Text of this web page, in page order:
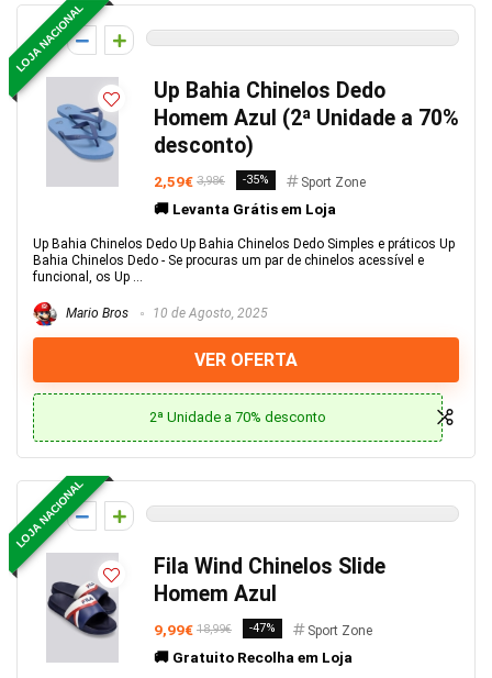
LOJA NACIONAL
0
Up Bahia Chinelos Dedo
Homem Azul (2ª Unidade a 70%
desconto)
2,59€ 3,98€ -35% Sport Zone
🚚 Levanta Grátis em Loja
Up Bahia Chinelos Dedo Up Bahia Chinelos Dedo Simples e práticos Up
Bahia Chinelos Dedo - Se procuras um par de chinelos acessível e
funcional, os Up ...
Mario Bros 10 de Agosto, 2025
VER OFERTA
2ª Unidade a 70% desconto
LOJA NACIONAL
0
Fila Wind Chinelos Slide
Homem Azul
9,99€ 18,99€ -47% Sport Zone
🚚 Gratuito Recolha em Loja